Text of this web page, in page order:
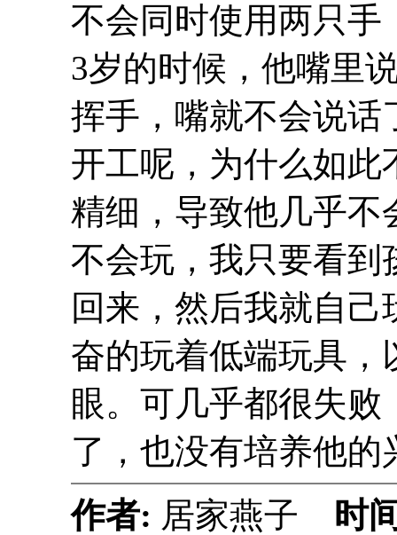
不会同时使用两只手
3岁的时候，他嘴里
挥手，嘴就不会说话
开工呢，为什么如此
精细，导致他几乎不
不会玩，我只要看到
回来，然后我就自
奋的玩着低端玩具，
眼。可几乎都很失
了，也没有培养他
作者: 居家燕子 时